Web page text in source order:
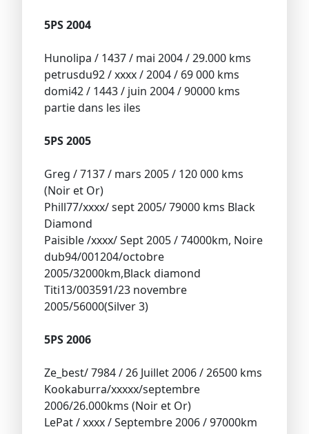
5PS 2004
Hunolipa / 1437 / mai 2004 / 29.000 kms
petrusdu92 / xxxx / 2004 / 69 000 kms
domi42 / 1443 / juin 2004 / 90000 kms
partie dans les iles
5PS 2005
Greg / 7137 / mars 2005 / 120 000 kms
(Noir et Or)
Phill77/xxxx/ sept 2005/ 79000 kms Black
Diamond
Paisible /xxxx/ Sept 2005 / 74000km, Noire
dub94/001204/octobre
2005/32000km,Black diamond
Titi13/003591/23 novembre
2005/56000(Silver 3)
5PS 2006
Ze_best/ 7984 / 26 Juillet 2006 / 26500 kms
Kookaburra/xxxxx/septembre
2006/26.000kms (Noir et Or)
LePat / xxxx / Septembre 2006 / 97000km